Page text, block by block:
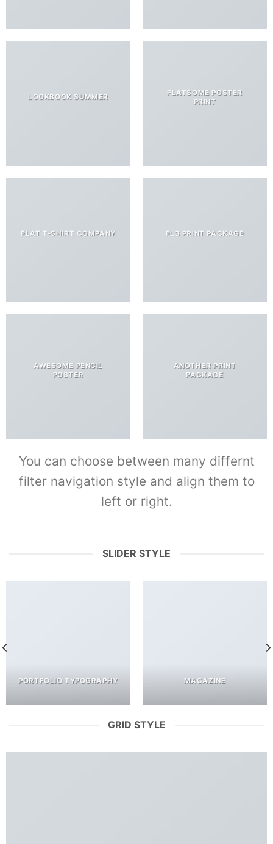
LOOKBOOK SUMMER
FLATSOME POSTER
PRINT
FLAT T-SHIRT COMPANY FL3 PRINT PACKAGE
AWESOME PENCIL
POSTER
ANOTHER PRINT
PACKAGE
You can choose between many differnt
filter navigation style and align them to
left or right.
SLIDER STYLE
PORTFOLIO TYPOGRAPHY MAGAZINE
GRID STYLE